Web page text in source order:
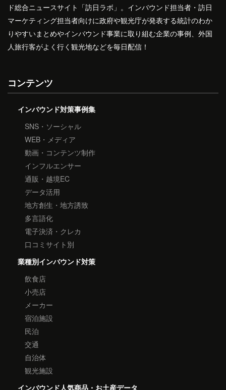
ド総合ニュースサイト「訪日ラボ」。インバウンド担当者・訪日
マーケティング担当者向けに政府や観光庁が発表する統計のわか
りやすいまとめやインバウンド事業に取り組む企業の事例、外国
人旅行客がよく行く観光地などを毎日配信！
コンテンツ
インバウンド対策事例集
SNS・ソーシャル
WEB・メディア
動画・コンテンツ制作
インフルエンサー
通販・越境EC
データ活用
地方創生・地方誘致
多言語化
電子決済・クレカ
口コミサイト別
業種別インバウンド対策
飲食店
小売店
メーカー
宿泊施設
民泊
交通
自治体
観光施設
インバウンド人気商品・お土産データ